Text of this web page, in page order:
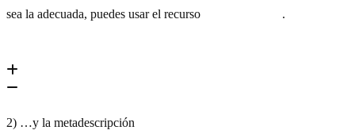
sea la adecuada, puedes usar el recurso
.
2) …y la metadescripción